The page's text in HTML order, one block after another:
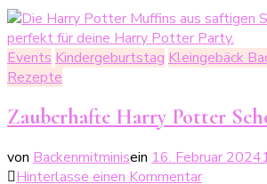
&
Schule
–
Rezepte
für
&
Events Kindergeburtstag Kleingebäck
Rezepte
Zauberhafte Harry Potter
von Backenmitminisein 16. Februar 2024
Hinterlasse einen Kommentarzu